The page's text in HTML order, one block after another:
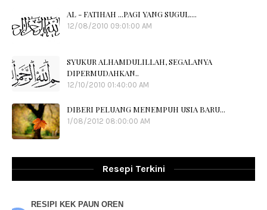
AL - FATIHAH ...PAGI YANG SUGUL....
12/08/2010 09:01:00 AM
SYUKUR ALHAMDULILLAH, SEGALANYA
DIPERMUDAHKAN..
12/10/2010 01:40:00 AM
DIBERI PELUANG MENEMPUH USIA BARU...
1/08/2012 08:00:00 AM
Resepi Terkini
RESIPI KEK PAUN OREN